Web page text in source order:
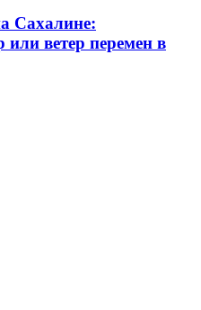
Сахалине:
или ветер перемен в